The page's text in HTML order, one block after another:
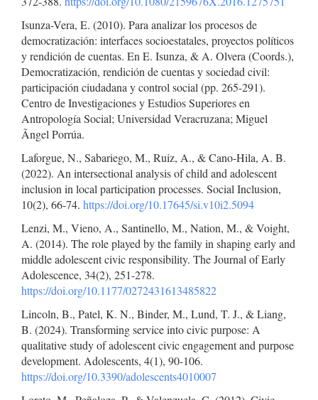
Isunza-Vera, E. (2010). Para analizar los procesos de
democratización: interfaces socioestatales, proyectos políticos
y rendición de cuentas. En E. Isunza, & A. Olvera (Coords.),
Democratización, rendición de cuentas y sociedad civil:
participación ciudadana y control social (pp. 265-291).
Centro de Investigaciones y Estudios Superiores en
Antropología Social; Universidad Veracruzana; Miguel
Ãngel Porrúa.
Laforgue, N., Sabariego, M., Ruiz, A., & Cano-Hila, A. B.
(2022). An intersectional analysis of child and adolescent
inclusion in local participation processes. Social Inclusion,
10(2), 66-74. https://doi.org/10.17645/si.v10i2.5094
Lenzi, M., Vieno, A., Santinello, M., Nation, M., & Voight,
A. (2014). The role played by the family in shaping early and
middle adolescent civic responsibility. The Journal of Early
Adolescence, 34(2), 251-278.
https://doi.org/10.1177/0272431613485822
Lincoln, B., Patel, K. N., Binder, M., Lund, T. J., & Liang,
B. (2024). Transforming service into civic purpose: A
qualitative study of adolescent civic engagement and purpose
development. Adolescents, 4(1), 90-106.
https://doi.org/10.3390/adolescents4010007